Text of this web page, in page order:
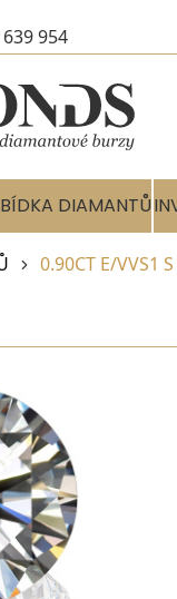
954
DIAMANTŮ
0.90CT E/VVS1